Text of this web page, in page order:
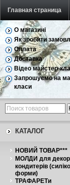
Главная страница
Обратная связь
О магазині
Як зробити
Оплата
Доставка
Відео майстер-
Запрошуємо на
класи
КАТАЛОГ
НОВИЙ ТОВАР***
МОЛДИ для
кондитерів
форми)
ТРАФАРЕТи